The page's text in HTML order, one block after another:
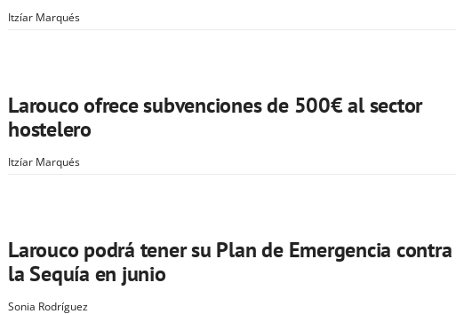
Itzíar Marqués
Larouco ofrece subvenciones de 500€ al sector
hostelero
Itzíar Marqués
Larouco podrá tener su Plan de Emergencia contra
la Sequía en junio
Sonia Rodríguez